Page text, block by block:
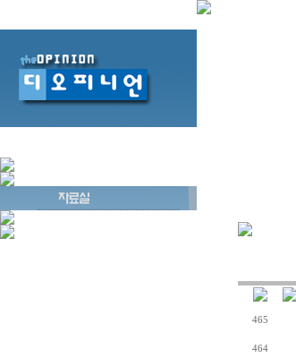
465
464